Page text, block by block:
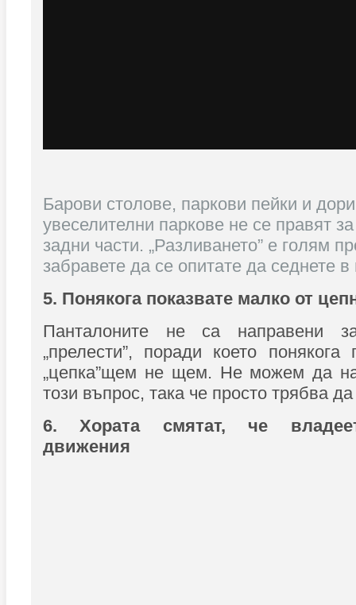
Барови столове, паркови пейки и
увеселителни паркове не се правят
задни части. „Разливането” е голям
забравете да се опитате да седнете в
5. Понякога показвате малко от
Панталоните не са направени
„прелести”, поради което понякога
„цепка”щем не щем. Не можем да
този въпрос, така че просто трябва
6. Хората смятат, че
движения